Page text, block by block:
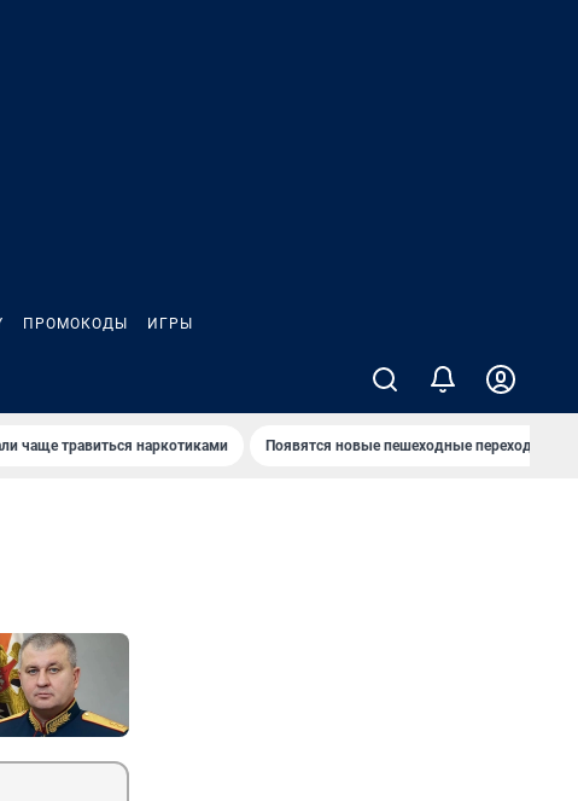
ПРОМОКОДЫ ИГРЫ
чаще травиться наркотиками Появятся новые пешеходные переходы